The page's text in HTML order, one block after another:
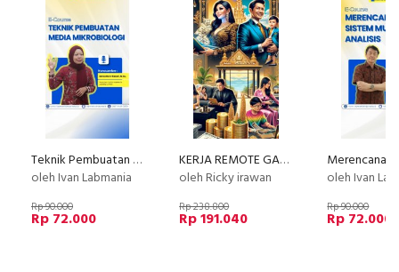
Teknik Pembuatan Media Mikrobiologi
oleh Ivan Labmania
Rp 90.000
Rp 72.000
KERJA REMOTE GAJI PULUHAN JUTA TANPA INTERVIEW
oleh Ricky irawan
Rp 238.800
Rp 191.040
oleh Ivan
Rp 90.000
Rp 72.000